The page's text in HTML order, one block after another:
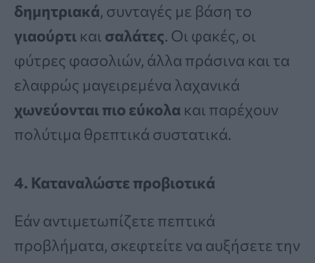
δημητριακά, συνταγές με βάση το
γιαούρτι και σαλάτες. Οι φακές, οι
φύτρες φασολιών, άλλα πράσινα και τα
ελαφρώς μαγειρεμένα λαχανικά
χωνεύονται πιο εύκολα και παρέχουν
πολύτιμα θρεπτικά συστατικά.
4. Καταναλώστε προβιοτικά
Εάν αντιμετωπίζετε πεπτικά
προβλήματα, σκεφτείτε να αυξήσετε την